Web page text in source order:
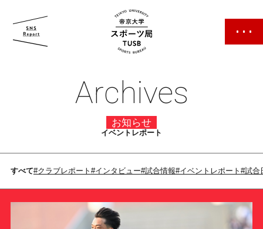
スポーツ局について
クラブ一覧カレンダー
Archives
お知らせ
イベントレポート
すべて#クラブレポート #インタビュー#試合情報#イベントレポート #試合